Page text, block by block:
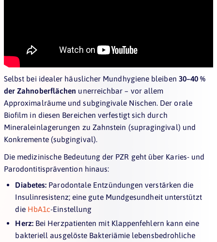
Selbst bei idealer häuslicher Mundhygiene bleiben 30–40 %
der Zahnoberflächen unerreichbar – vor allem
Approximalräume und subgingivale Nischen. Der orale
Biofilm in diesen Bereichen verfestigt sich durch
Mineraleinlagerungen zu Zahnstein (supragingival) und
Konkremente (subgingival).
Die medizinische Bedeutung der PZR geht über Karies- und
Parodontitisprävention hinaus:
Diabetes: Parodontale Entzündungen verstärken die
Insulinresistenz; eine gute Mundgesundheit unterstützt
die HbA1c-Einstellung
Herz:Bei Herzpatienten mit Klappenfehlern kann eine
bakteriell ausgelöste Bakteriämie lebensbedrohliche